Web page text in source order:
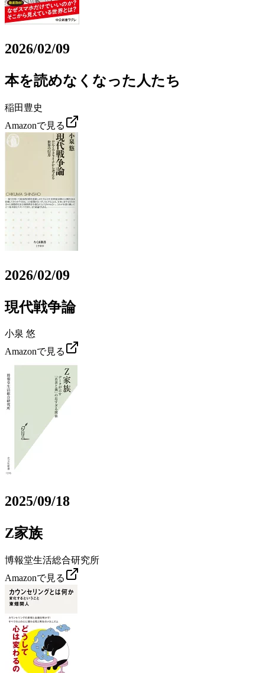
2026/02/09
本を読めなくなった人たち
稲田豊史
Amazonで見る
2026/02/09
現代戦争論
小泉 悠
Amazonで見る
2025/09/18
Z家族
博報堂生活総合研究所
Amazonで見る